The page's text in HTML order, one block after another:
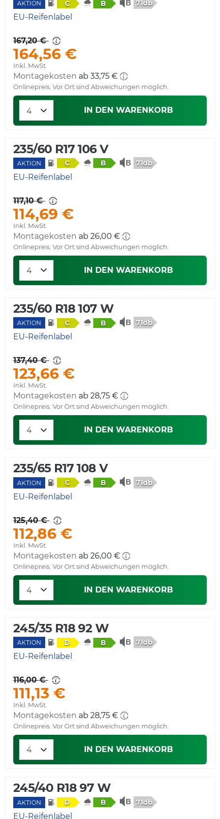
AKTION C B 71db
EU-Reifenlabel
167,20 €
164,56 €
Inkl. MwSt.
Montagekosten ab 33,75 €
Onlinepreis. Vor Ort sind Abweichungen möglich.
IN DEN WARENKORB
235/60 R17 106 V
AKTION C B 71db
EU-Reifenlabel
117,10 €
114,69 €
Inkl. MwSt.
Montagekosten ab 26,00 €
Onlinepreis. Vor Ort sind Abweichungen möglich.
IN DEN WARENKORB
235/60 R18 107 W
AKTION C B 71db
EU-Reifenlabel
137,40 €
123,66 €
Inkl. MwSt.
Montagekosten ab 28,75 €
Onlinepreis. Vor Ort sind Abweichungen möglich.
IN DEN WARENKORB
235/65 R17 108 V
AKTION C B 71db
EU-Reifenlabel
125,40 €
112,86 €
Inkl. MwSt.
Montagekosten ab 26,00 €
Onlinepreis. Vor Ort sind Abweichungen möglich.
IN DEN WARENKORB
245/35 R18 92 W
AKTION D B 71db
EU-Reifenlabel
116,00 €
111,13 €
Inkl. MwSt.
Montagekosten ab 28,75 €
Onlinepreis. Vor Ort sind Abweichungen möglich.
IN DEN WARENKORB
245/40 R18 97 W
AKTION D B 71db
EU-Reifenlabel